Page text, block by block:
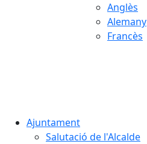
Anglès
Alemany
Francès
Ajuntament
Salutació de l'Alcalde